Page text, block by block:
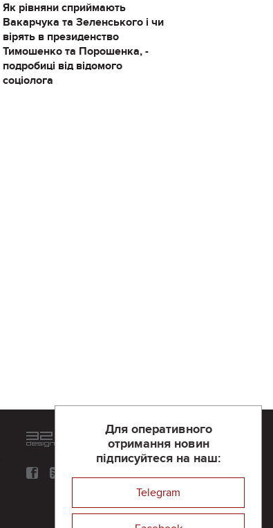
Як рівняни сприймають
Вакарчука та Зеленського і чи
вірять в президенство
Тимошенко та Порошенка, -
подробиці від відомого
соціолога
Для оперативного
отримання новин
підписуйтеся на наш:
Telegram
Розроблений та підтримується
компанії 32х32